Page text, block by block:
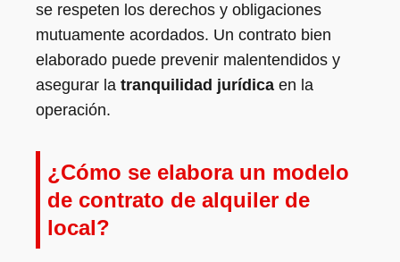
se respeten los derechos y obligaciones
mutuamente acordados. Un contrato bien
elaborado puede prevenir malentendidos y
asegurar la tranquilidad jurídica en la
operación.
¿Cómo se elabora un modelo
de contrato de alquiler de
local?